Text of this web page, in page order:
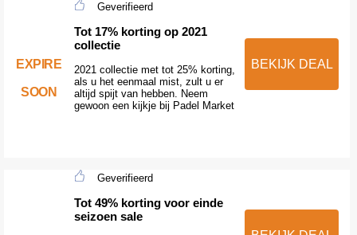
EXPIRE
SOON
Geverifieerd
Tot 17% korting op 2021
collectie
2021 collectie met tot 25% korting,
als u het eenmaal mist, zult u er
altijd spijt van hebben. Neem
gewoon een kijkje bij Padel Market
BEKIJK DEAL
Geverifieerd
Tot 49% korting voor einde
seizoen sale